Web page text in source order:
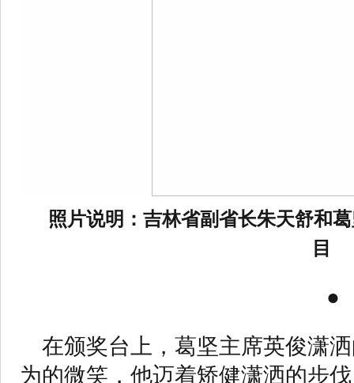
照片说明：吉林省副省长朱天舒和
目
●
在颁奖台上，葛坚主席英俊潇
为的微笑，他迈着矫健潇洒的步